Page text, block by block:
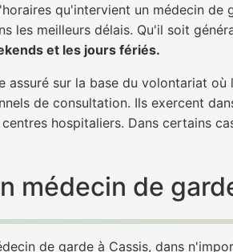
qu'intervient un médecin de
les meilleurs délais. Qu'il soit
et les jours fériés.
assuré sur la base du volontariat
de consultation. Ils exercent
hospitaliers. Dans certains
médecin de
de garde à Cassis, dans